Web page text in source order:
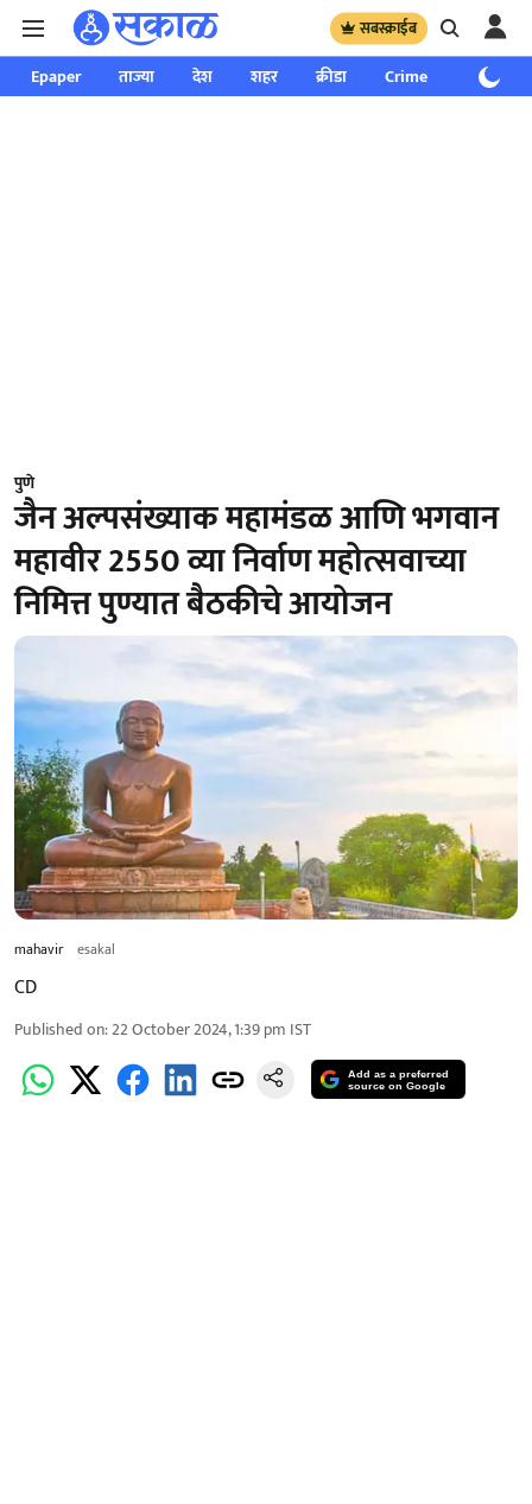
सबस्क्राईब
Epaper ताज्या देश शहर क्रीडा Crime साप्ताहिक
पुणे
जैन अल्पसंख्याक महामंडळ आणि भगवान
महावीर 2550 व्या निर्वाण महोत्सवाच्या
निमित्त पुण्यात बैठकीचे आयोजन
mahavir esakal
CD
Published on:22 October 2024, 1:39 pm IST
Add as a preferred
source on Google